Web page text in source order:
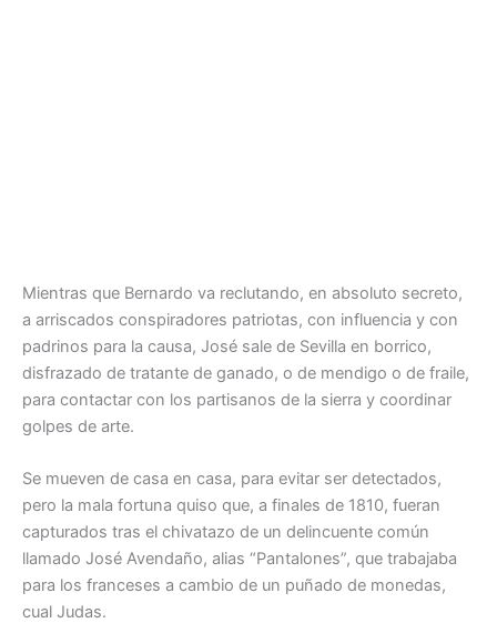
Mientras que Bernardo va reclutando, en absoluto secreto,
a arriscados conspiradores patriotas, con influencia y con
padrinos para la causa, José sale de Sevilla en borrico,
disfrazado de tratante de ganado, o de mendigo o de fraile,
para contactar con los partisanos de la sierra y coordinar
golpes de arte.
Se mueven de casa en casa, para evitar ser detectados,
pero la mala fortuna quiso que, a finales de 1810, fueran
capturados tras el chivatazo de un delincuente común
llamado José Avendaño, alias “Pantalones”, que trabajaba
para los franceses a cambio de un puñado de monedas,
cual Judas.